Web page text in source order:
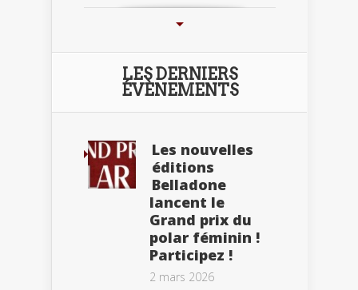
LES DERNIERS
ÉVÈNEMENTS
Les nouvelles
éditions
Belladone
lancent le
Grand prix du
polar féminin !
Participez !
2 mars 2026